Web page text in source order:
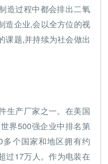
造过程中都会排出二氧
造企业,会以全方位的视
课题,并持续为社会做出
生产厂家之一。在美国
界500强企业中排名第
个国家和地区拥有约
过17万人。作为电装在